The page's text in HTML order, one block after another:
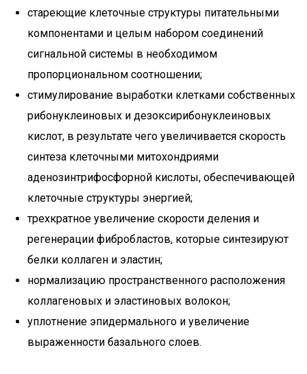
стареющие клеточные структуры питательными
компонентами и целым набором соединений
сигнальной системы в необходимом
пропорциональном соотношении;
стимулирование выработки клетками собственных
рибонуклеиновых и дезоксирибонуклеиновых
кислот, в результате чего увеличивается скорость
синтеза клеточными митохондриями
аденозинтрифосфорной кислоты, обеспечивающей
клеточные структуры энергией;
трехкратное увеличение скорости деления и
регенерации фибробластов, которые синтезируют
белки коллаген и эластин;
нормализацию пространственного расположения
коллагеновых и эластиновых волокон;
уплотнение эпидермального и увеличение
выраженности базального слоев.